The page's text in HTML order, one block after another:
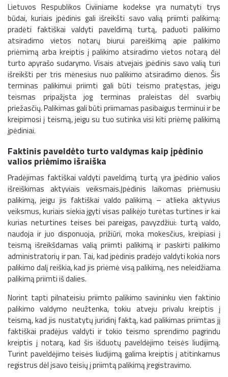
Lietuvos Respublikos Civiiniame kodekse yra numatyti trys
būdai, kuriais įpėdinis gali išreikšti savo valią priimti palikimą:
pradėti faktiškai valdyti paveldimą turtą, paduoti palikimo
atsiradimo vietos notarų biurui pareiškimą apie palikimo
priėmimą arba kreiptis į palikimo atsiradimo vietos notarą dėl
turto apyrašo sudarymo. Visais atvejais įpėdinis savo valią turi
išreikšti per tris mėnesius nuo palikimo atsiradimo dienos. Šis
terminas palikimui priimti gali būti teismo pratęstas, jeigu
teismas pripažįsta jog terminas praleistas dėl svarbių
priežasčių. Palikimas gali būti priimamas pasibaigus terminui ir be
kreipimosi į teismą, jeigu su tuo sutinka visi kiti priėmę palikimą
įpėdiniai.
Faktinis paveldėto turto valdymas kaip įpėdinio
valios priėmimo išraiška
Pradėjimas faktiškai valdyti paveldimą turtą yra įpėdinio valios
išreiškimas aktyviais veiksmais.Įpėdinis laikomas priėmusiu
palikimą, jeigu jis faktiškai valdo palikimą – atlieka aktyvius
veiksmus, kuriais siekia įgyti visas palikėjo turėtas turtines ir kai
kurias neturtines teises bei pareigas, pavyzdžiui: turtą valdo,
naudoja ir juo disponuoja, prižiūri, moka mokesčius, kreipiasi į
teismą išreikšdamas valią priimti palikimą ir paskirti palikimo
administratorių ir pan. Tai, kad įpėdinis pradėjo valdyti kokia nors
palikimo dalį reiškia, kad jis priėmė visą palikimą, nes neleidžiama
palikimą priimti iš dalies.
Norint tapti pilnateisiu priimto palikimo savininku vien faktinio
palikimo valdymo neužtenka, tokiu atveju privalu kreiptis į
teismą, kad jis nustatytų juridinį faktą, kad palikimas priimtas jį
faktiškai pradėjus valdyti ir tokio teismo sprendimo pagrindu
kreiptis į notarą, kad šis išduotų paveldėjimo teisės liudijimą.
Turint paveldėjimo teisės liudijimą galima kreiptis į atitinkamus
registrus dėl įsavo teisių į priimtą palikimą įregistravimo.